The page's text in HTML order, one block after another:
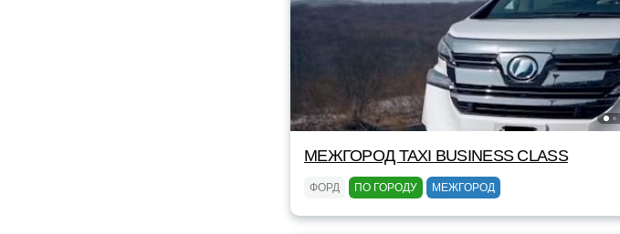
МЕЖГОРОД TAXI BUSINESS CLASS
ФОРД ПО ГОРОДУ МЕЖГОРОД